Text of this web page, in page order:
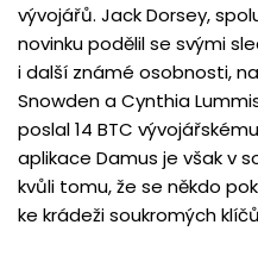
vývojářů. Jack Dorsey,
novinku podělil se svými
i další známé osobnosti,
Snowden a Cynthia
poslal 14 BTC
aplikace Damus je však v
kvůli tomu, že se někdo
ke krádeži soukromých